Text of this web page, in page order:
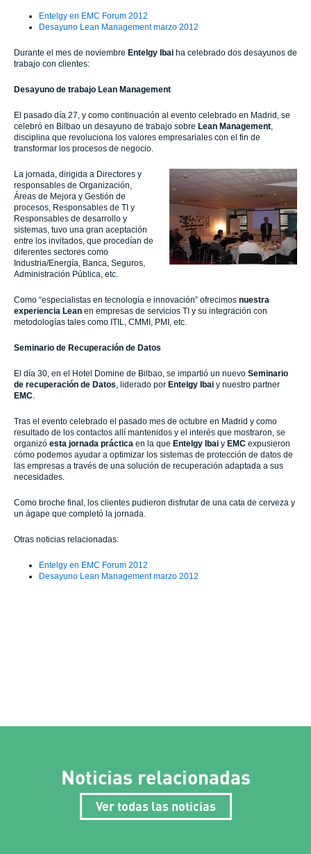
Entelgy en EMC Forum 2012
Desayuno Lean Management marzo 2012
Durante el mes de noviembre Entelgy Ibai ha celebrado dos desayunos de
trabajo con clientes:
Desayuno de trabajo Lean Management
El pasado día 27, y como continuación al evento celebrado en Madrid, se
celebró en Bilbao un desayuno de trabajo sobre Lean Management,
disciplina que revoluciona los valores empresariales con el fin de
transformar los procesos de negocio.
La jornada, dirigida a Directores y
responsables de Organización,
Áreas de Mejora y Gestión de
procesos, Responsables de TI y
Responsables de desarrollo y
sistemas, tuvo una gran aceptación
entre los invitados, que procedían de
diferentes sectores como
Industria/Energía, Banca, Seguros,
Administración Pública, etc.
Como “especialistas en tecnología e innovación” ofrecimos nuestra
experiencia Lean en empresas de servicios TI y su integración con
metodologías tales como ITIL, CMMI, PMI, etc.
Seminario de Recuperación de Datos
El día 30, en el Hotel Domine de Bilbao, se impartió un nuevo Seminario
de recuperación de Datos, liderado por Entelgy Ibai y nuestro partner
EMC.
Tras el evento celebrado el pasado mes de octubre en Madrid y como
resultado de los contactos allí mantenidos y el interés que mostraron, se
organizó esta jornada práctica en la que Entelgy Ibai y EMC expusieron
cómo podemos ayudar a optimizar los sistemas de protección de datos de
las empresas a través de una solución de recuperación adaptada a sus
necesidades.
Como broche final, los clientes pudieron disfrutar de una cata de cerveza y
un ágape que completó la jornada.
Otras noticias relacionadas:
Entelgy en EMC Forum 2012
Desayuno Lean Management marzo 2012
Noticias relacionadas
Ver todas las noticias